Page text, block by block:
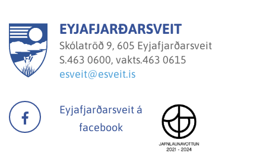
EYJAFJARÐARSVEIT
Skólatröð 9, 605 Eyjafjarðarsveit
S.463 0600, vakts.463 0615
esveit@esveit.is
Eyjafjarðarsveit á
facebook